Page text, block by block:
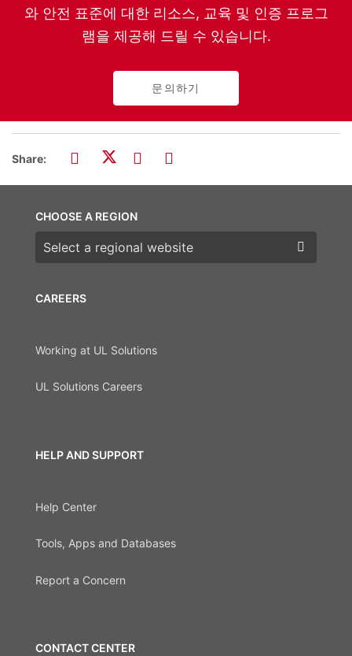
와 안전 표준에 대한 리소스, 교육 및 인증 프로그
램을 제공해 드릴 수 있습니다.
문의하기
Share:
CAREERS
Working at UL Solutions
UL Solutions Careers
HELP AND SUPPORT
Help Center
Tools, Apps and Databases
Report a Concern
CONTACT CENTER
CHOOSE A REGION
Choose a region